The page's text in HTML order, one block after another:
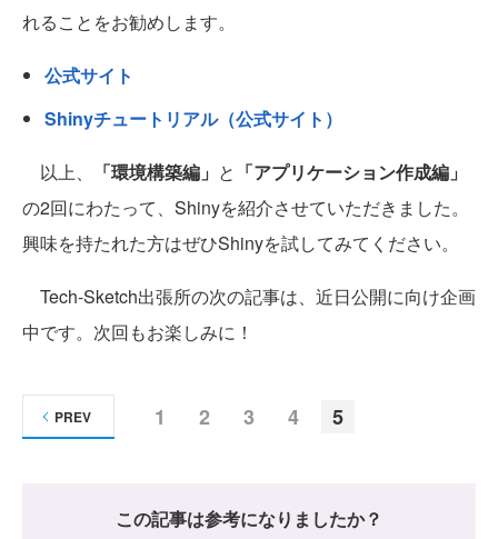
れることをお勧めします。
公式サイト
Shinyチュートリアル（公式サイト）
以上、 「環境構築編」 と 「アプリケーション作成編」
の2回にわたって、Shinyを紹介させていただきました。
興味を持たれた方はぜひShinyを試してみてください。
Tech-Sketch出張所の次の記事は、近日公開に向け企画
中です。次回もお楽しみに！
1 2 3 4 5
PREV
この記事は参考になりましたか？